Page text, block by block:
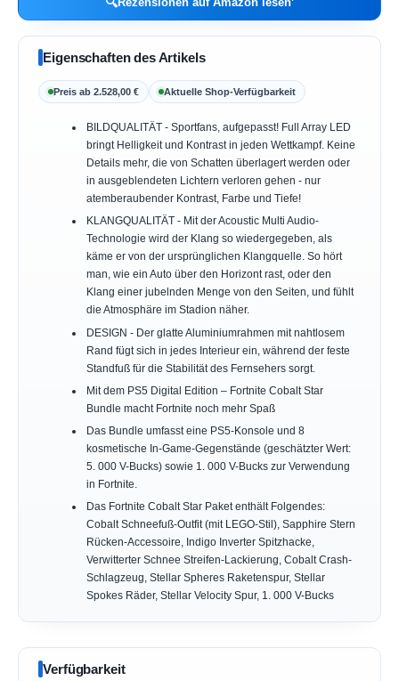
Eigenschaften des Artikels
Preis ab 2.528,00 € Aktuelle Shop-Verfügbarkeit
BILDQUALITÄT - Sportfans, aufgepasst! Full Array LED
bringt Helligkeit und Kontrast in jeden Wettkampf. Keine
Details mehr, die von Schatten überlagert werden oder
in ausgeblendeten Lichtern verloren gehen - nur
atemberaubender Kontrast, Farbe und Tiefe!
KLANGQUALITÄT - Mit der Acoustic Multi Audio-
Technologie wird der Klang so wiedergegeben, als
käme er von der ursprünglichen Klangquelle. So hört
man, wie ein Auto über den Horizont rast, oder den
Klang einer jubelnden Menge von den Seiten, und fühlt
die Atmosphäre im Stadion näher.
DESIGN - Der glatte Aluminiumrahmen mit nahtlosem
Rand fügt sich in jedes Interieur ein, während der feste
Standfuß für die Stabilität des Fernsehers sorgt.
Mit dem PS5 Digital Edition – Fortnite Cobalt Star
Bundle macht Fortnite noch mehr Spaß
Das Bundle umfasst eine PS5-Konsole und 8
kosmetische In-Game-Gegenstände (geschätzter Wert:
5. 000 V-Bucks) sowie 1. 000 V-Bucks zur Verwendung
in Fortnite.
Das Fortnite Cobalt Star Paket enthält Folgendes:
Cobalt Schneefuß-Outfit (mit LEGO-Stil), Sapphire Stern
Rücken-Accessoire, Indigo Inverter Spitzhacke,
Verwitterter Schnee Streifen-Lackierung, Cobalt Crash-
Schlagzeug, Stellar Spheres Raketenspur, Stellar
Spokes Räder, Stellar Velocity Spur, 1. 000 V-Bucks
Verfügbarkeit